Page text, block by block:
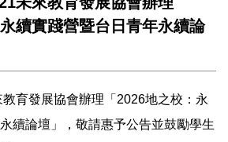
永續實踐營暨台日青年永續論
育發展協會辦理「2026地之校：永
續論壇」，敬請惠予公告並鼓勵學生